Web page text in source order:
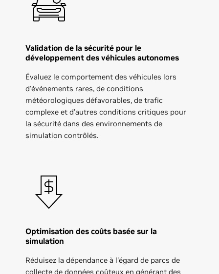
Validation de la sécurité pour le
développement des véhicules autonomes
Évaluez le comportement des véhicules lors
d'événements rares, de conditions
météorologiques défavorables, de trafic
complexe et d'autres conditions critiques pour
la sécurité dans des environnements de
simulation contrôlés.
Optimisation des coûts basée sur la
simulation
Réduisez la dépendance à l'égard de parcs de
collecte de données coûteux en générant des